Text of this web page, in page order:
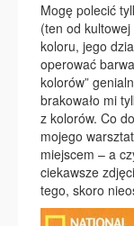
Mogę polecić
(ten od
koloru, jego
operować
kolorów”
brakowało mi
z kolorów. Co
mojego
miejscem – a
ciekawsze
tego, skoro